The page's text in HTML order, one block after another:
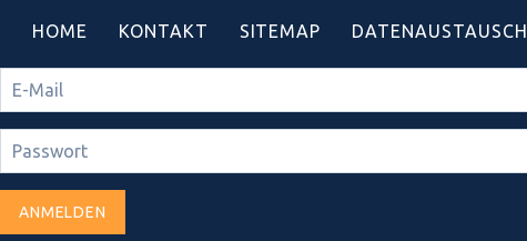
HOME KONTAKT SITEMAP DATENAUSTAUSCH
ANMELDEN